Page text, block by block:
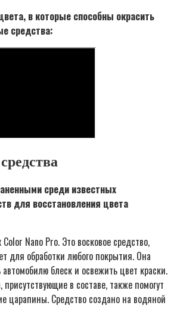
в которые способны окрасить
средства:
среди известных
для восстановления цвета
Color Nano Pro. Это восковое средство,
для обработки любого покрытия. Она
блеск и освежить цвет краски.
в составе, также помогут
царапины. Средство создано на водяной